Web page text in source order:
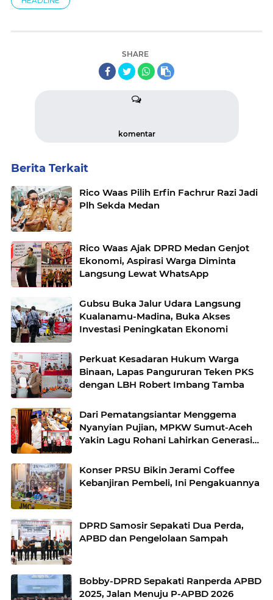
SHARE
komentar
Berita Terkait
Rico Waas Pilih Erfin Fachrur Razi Jadi
Plh Sekda Medan
Rico Waas Ajak DPRD Medan Genjot
Ekonomi, Aspirasi Warga Diminta
Langsung Lewat WhatsApp
Gubsu Buka Jalur Udara Langsung
Kualanamu-Madina, Buka Akses
Investasi Peningkatan Ekonomi
Perkuat Kesadaran Hukum Warga
Binaan, Lapas Pangururan Teken PKS
dengan LBH Robert Imbang Tamba
Dari Pematangsiantar Menggema
Nyanyian Pujian, MPKW Sumut-Aceh
Yakin Lagu Rohani Lahirkan Generasi
Konser PRSU Bikin Jerami Coffee
Kebanjiran Pembeli, Ini Pengakuannya
DPRD Samosir Sepakati Dua Perda,
APBD dan Pengelolaan Sampah
Bobby-DPRD Sepakati Ranperda APBD
2025, Jalan Menuju P-APBD 2026